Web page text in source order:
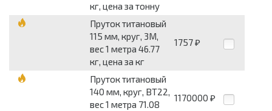
кг, цена за тонну
Пруток титановый
115 мм, круг, 3М,
вес 1 метра 46.77
кг, цена за кг
1757 ₽
Пруток титановый
140 мм, круг, ВТ22,
вес 1 метра 71.08
1170000 ₽